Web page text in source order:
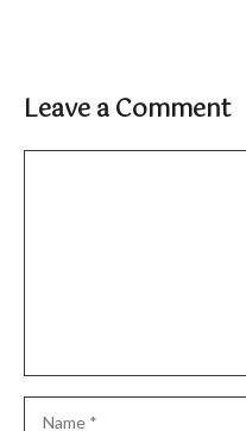
Leave a Comment
Comment
Name